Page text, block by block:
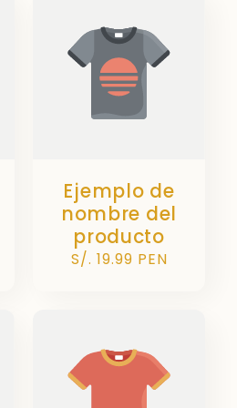
Ejemplo de
nombre del
producto
Precio
S/. 19.99 PEN